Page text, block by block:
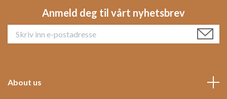
Anmeld deg til vårt nyhetsbrev
About us